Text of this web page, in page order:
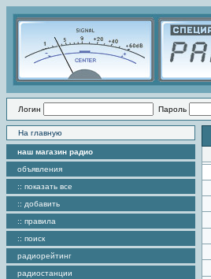
Логин Пароль
На главную
наш магазин радио
объявления
:: показать все
:: добавить
:: правила
:: поиск
радиорейтинг
радиостанции